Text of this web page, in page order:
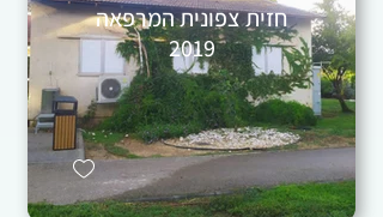
חזית צפונית המרפאה
2019